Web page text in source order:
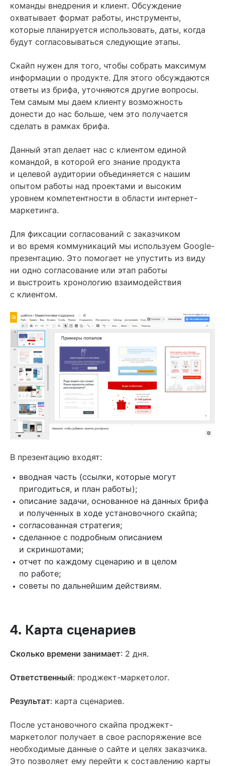
команды внедрения и клиент. Обсуждение
охватывает формат работы, инструменты,
которые планируется использовать, даты, когда
будут согласовываться следующие этапы.
Скайп нужен для того, чтобы собрать максимум
информации о продукте. Для этого обсуждаются
ответы из брифа, уточняются другие вопросы.
Тем самым мы даем клиенту возможность
донести до нас больше, чем это получается
сделать в рамках брифа.
Данный этап делает нас с клиентом единой
командой, в которой его знание продукта
и целевой аудитории объединяется с нашим
опытом работы над проектами и высоким
уровнем компетентности в области интернет-
маркетинга.
Для фиксации согласований с заказчиком
и во время коммуникаций мы используем Google-
презентацию. Это помогает не упустить из виду
ни одно согласование или этап работы
и выстроить хронологию взаимодействия
с клиентом.
В презентацию входят:
вводная часть (ссылки, которые могут
пригодиться, и план работы);
описание задачи, основанное на данных брифа
и полученных в ходе установочного скайпа;
согласованная стратегия;
сделанное с подробным описанием
и скриншотами;
отчет по каждому сценарию и в целом
по работе;
советы по дальнейшим действиям.
4. Карта сценариев
Сколько времени занимает: 2 дня.
Ответственный: проджект-маркетолог.
Результат: карта сценариев.
После установочного скайпа проджект-
маркетолог получает в свое распоряжение все
необходимые данные о сайте и целях заказчика.
Это позволяет ему перейти к составлению карты